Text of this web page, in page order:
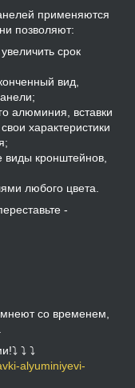
применяются
позволяют:
срок
вид,
алюминия, вставки
характеристики
виды кронштейнов,
любого цвета.
-
со временем,
⤵️ ⤵️
alyuminiyevi-